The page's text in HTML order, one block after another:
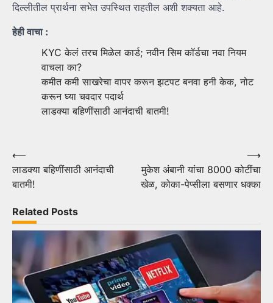
दिल्लीतील प्रार्थना सभेत उपस्थित राहतील अशी शक्यता आहे.
हेही वाचा :
KYC केलं तरच मिळेल कार्ड; नवीन सिम कॉर्डचा नवा नियम
वाचला का?
कमीत कमी साखरेचा वापर करून झटपट बनवा हनी केक, नोट
करून घ्या चवदार पदार्थ
लाडक्या बहिणींसाठी आनंदाची बातमी!
Post
navigation
⟵
लाडक्या बहिणींसाठी आनंदाची
बातमी!
मुकेश अंबानी यांचा 8000 कोटींचा
खेळ, कोका-पेप्सीला बसणार धक्का
⟶
Related Posts